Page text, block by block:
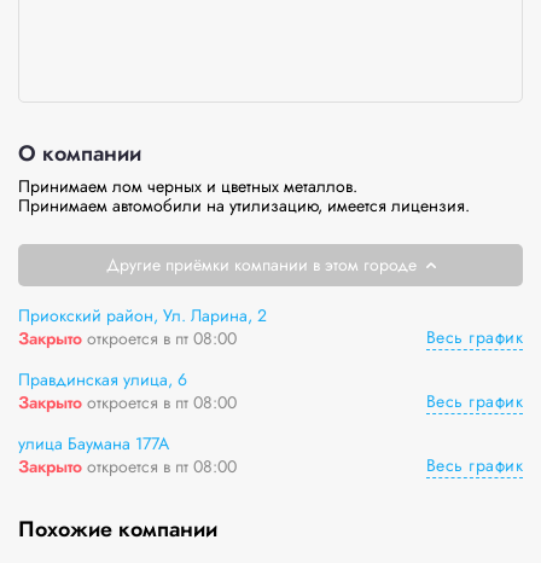
О компании
Принимаем лом черных и цветных металлов.
Принимаем автомобили на утилизацию, имеется лицензия.
Другие приёмки компании в этом городе
Приокский район, Ул. Ларина, 2
Закрыто откроется в пт 08:00
Весь график
Правдинская улица, 6
Закрыто откроется в пт 08:00
Весь график
улица Баумана 177А
Закрыто откроется в пт 08:00 Весь график
Похожие компании